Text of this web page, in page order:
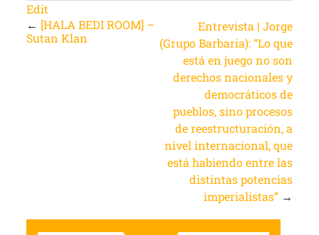
Edit
← [HALA BEDI ROOM] –
Sutan Klan
Entrevista | Jorge
(Grupo Barbaria): “Lo que
está en juego no son
derechos nacionales y
democráticos de
pueblos, sino procesos
de reestructuración, a
nivel internacional, que
está habiendo entre las
distintas potencias
imperialistas” →